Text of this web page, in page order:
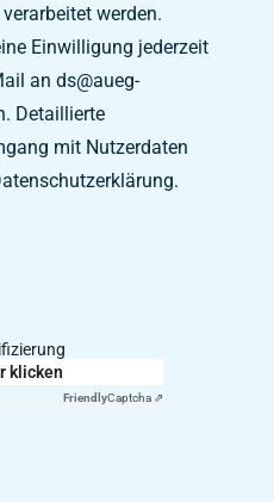
werden.
Einwilligung jederzeit
an ds@aueg-
Detaillierte
mit Nutzerdaten
klicken
FriendlyCaptcha ⇗